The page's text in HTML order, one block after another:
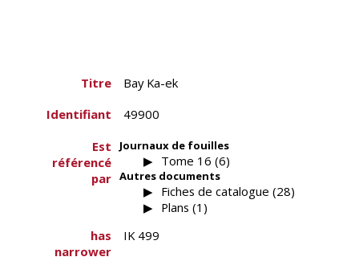
Titre
Bay Ka-ek
Identifiant
49900
Est
référencé
par
Journaux de fouilles
Tome 16 (6)
Autres documents
Fiches de catalogue (28)
Plans (1)
has
narrower
IK 499